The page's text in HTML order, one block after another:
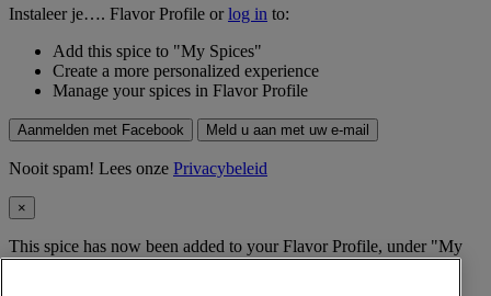
Instaleer je…. Flavor Profile orlog in to:
Add this spice to "My Spices"
Create a more personalized experience
Manage your spices in Flavor Profile
Aanmelden met Facebook Meld u aan met uw e-mail
Nooit spam! Lees onze Privacybeleid
×
This spice has now been added to your Flavor Profile, under "My
Spices".